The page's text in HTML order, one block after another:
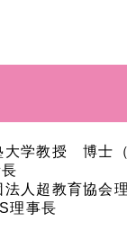
大学教授 博士
法人超教育協会
理事長